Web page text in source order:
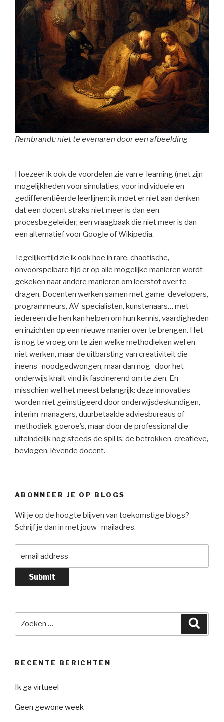
Rembrandt: niet te evenaren door een afbeelding
Hoezeer ik ook de voordelen zie van e-learning (met zijn
mogelijkheden voor simulaties, voor individuele en
gedifferentiëerde leerlijnen: ik moet er niet aan denken
dat een docent straks niet meer is dan een
procesbegeleider; een vraagbaak die niet meer is dan
een alternatief voor Google of Wikipedia.
Tegelijkertijd zie ik ook hoe in rare, chaotische,
onvoorspelbare tijd er op alle mogelijke manieren wordt
gekeken naar andere manieren om leerstof over te
dragen. Docenten werken samen met game-developers,
programmeurs, AV-specialisten, kunstenaars… met
iedereen die hen kan helpen om hun kennis, vaardigheden
en inzichten op een nieuwe manier over te brengen. Het
is nog te vroeg om te zien welke methodieken wel en
niet werken, maar de uitbarsting van creativiteit die
ineens -noodgedwongen, maar dan nog- door het
onderwijs knalt vind ik fascinerend om te zien. En
misschien wel het meest belangrijk: deze innovaties
worden niet geïnstigeerd door onderwijsdeskundigen,
interim-managers, duurbetaalde adviesbureaus of
methodiek-goeroe’s, maar door de professional die
uiteindelijk nog steeds de spil is: de betrokken, creatieve,
bevlogen, lévende docent.
ABONNEER JE OP BLOGS
Wil je op de hoogte blijven van toekomstige blogs?
Schrijf je dan in met jouw -mailadres.
RECENTE BERICHTEN
Ik ga virtueel
Geen gewone week